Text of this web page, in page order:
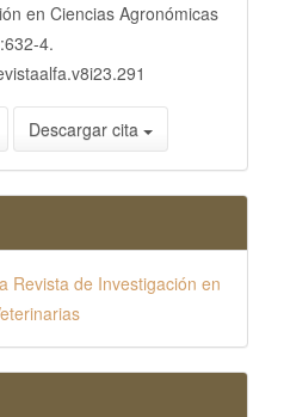
en Ciencias Agronómicas
4.
Descargar cita
Revista de Investigación en